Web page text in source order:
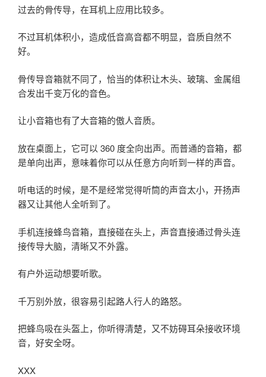
过去的骨传导，在耳机上应用比较多。
不过耳机体积小，造成低音高音都不明显，音质自然不
好。
骨传导音箱就不同了，恰当的体积让木头、玻璃、金属组
合发出千变万化的音色。
让小音箱也有了大音箱的傲人音质。
放在桌面上，它可以 360 度全向出声。而普通的音箱，都
是单向出声，意味着你可以从任意方向听到一样的声音。
听电话的时候，是不是经常觉得听筒的声音太小，开扬声
器又让其他人全听到了。
手机连接蜂鸟音箱，直接碰在头上，声音直接通过骨头连
接传导大脑，清晰又不外露。
有户外运动想要听歌。
千万别外放，很容易引起路人行人的路怒。
把蜂鸟吸在头盔上，你听得清楚，又不妨碍耳朵接收环境
音，好安全呀。
XXX